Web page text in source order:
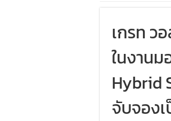
เกรท ว
ในงานม
Hybrid
จับจอง